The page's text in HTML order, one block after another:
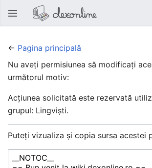
Deschide meniul principal
← Pagina principală
Nu aveți permisiunea să modificați
următorul motiv:
Acțiunea solicitată este rezervată
grupul: Lingviști.
Puteți vizualiza și copia sursa acestei